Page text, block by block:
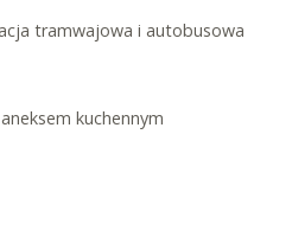
tramwajowa i autobusowa
kuchennym